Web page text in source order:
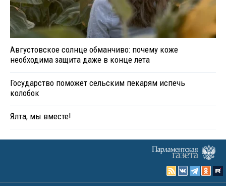
Августовское солнце обманчиво: почему коже
необходима защита даже в конце лета
Государство поможет сельским пекарям испечь
колобок
Ялта, мы вместе!